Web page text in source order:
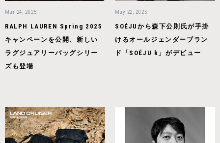
Mar 24, 2025
RALPH LAUREN Spring 2025
キャンペーンを公開、新しい
ラグジュアリーバッグシリー
ズも登場
May 22, 2025
SOÉJUから森下公則氏が手掛
けるオールジェンダーブラン
ド「SOÉJU k」がデビュー